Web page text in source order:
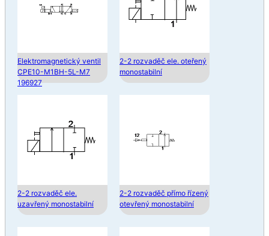
Elektromagnetický ventil
CPE10-M1BH-5L-M7
196927
2-2 rozvaděč ele. oteřený
monostabilní
2-2 rozvaděč ele.
uzavřený monostabilní
2-2 rozvaděč přímo řízený
otevřený monostabilní